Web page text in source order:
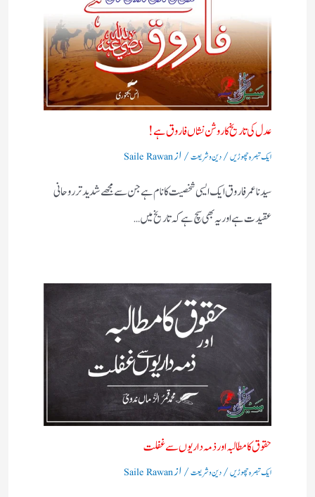
عدل کی تاریخ کا روشن نشاں فاروق ہے!
ایک تبصرہ چھوڑیں/دین و شریعت/ ازSaile Rawan
سیدنا عمر فاروق ایک ایسی شخصیت کا نام ہے جن سے مجھے شدید تر روحانی
عقیدت ہے اور یہ بھی سچ ہے کہ تاریخ میں…
حقوق کا مطالبہ اور ذمہ داریوں سے غفلت
ایک تبصرہ چھوڑیں/دین و شریعت/ ازSaile Rawan